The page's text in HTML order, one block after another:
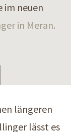
im neuen
in Meran.
längeren
lässt es